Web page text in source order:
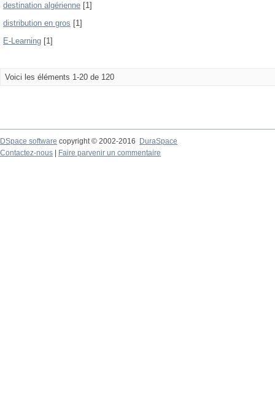
destination algérienne [1]
distribution en gros [1]
E-Learning [1]
Voici les éléments 1-20 de 120
DSpace software copyright © 2002-2016
DuraSpace
Contactez-nous
Faire parvenir un commentaire